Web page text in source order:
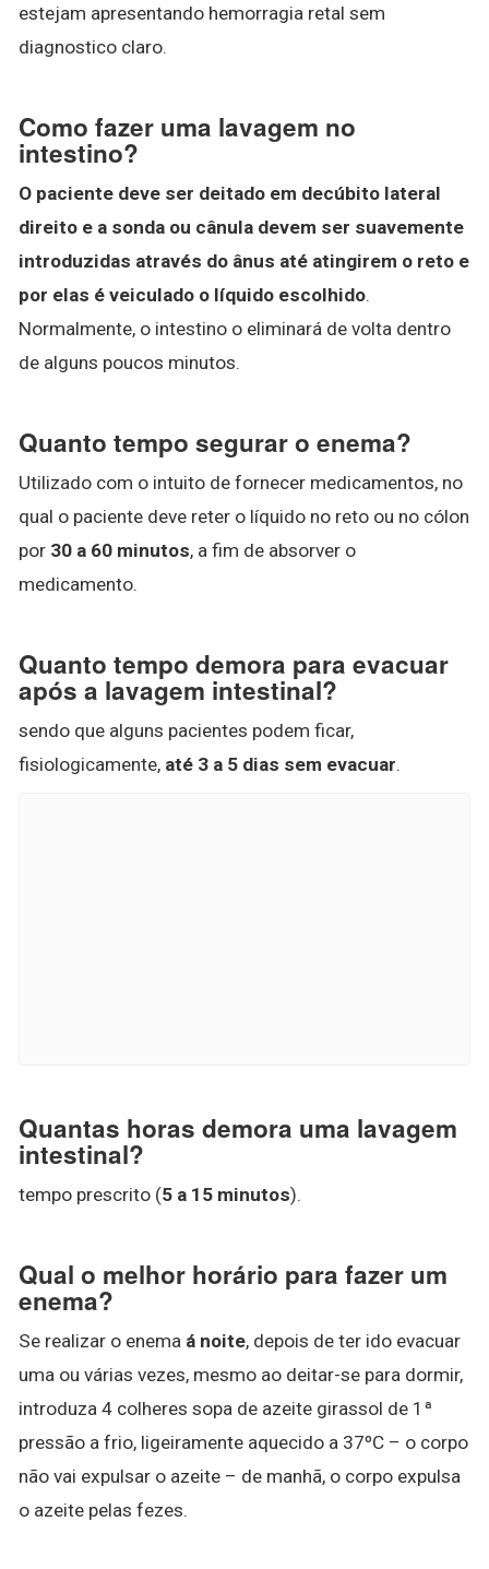
estejam apresentando hemorragia retal sem
diagnostico claro.
Como fazer uma lavagem no
intestino?
O paciente deve ser deitado em decúbito lateral
direito e a sonda ou cânula devem ser suavemente
introduzidas através do ânus até atingirem o reto e
por elas é veiculado o líquido escolhido.
Normalmente, o intestino o eliminará de volta dentro
de alguns poucos minutos.
Quanto tempo segurar o enema?
Utilizado com o intuito de fornecer medicamentos, no
qual o paciente deve reter o líquido no reto ou no cólon
por 30 a 60 minutos, a fim de absorver o
medicamento.
Quanto tempo demora para evacuar
após a lavagem intestinal?
sendo que alguns pacientes podem ficar,
fisiologicamente, até 3 a 5 dias sem evacuar.
Quantas horas demora uma lavagem
intestinal?
tempo prescrito (5 a 15 minutos).
Qual o melhor horário para fazer um
enema?
Se realizar o enema á noite, depois de ter ido evacuar
uma ou várias vezes, mesmo ao deitar-se para dormir,
introduza 4 colheres sopa de azeite girassol de 1ª
pressão a frio, ligeiramente aquecido a 37ºC – o corpo
não vai expulsar o azeite – de manhã, o corpo expulsa
o azeite pelas fezes.